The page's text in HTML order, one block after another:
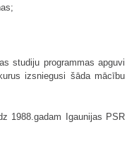
studiju programmas apguvi
izsniegusi šāda mācību
1988.gadam Igaunijas PSR